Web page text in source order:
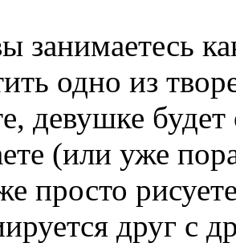
занимаетесь
одно из
девушке
(или уже
просто
друг с